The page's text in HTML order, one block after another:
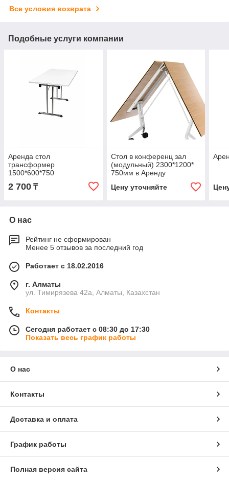
Все условия возврата
Подобные услуги компании
Аренда стол
трансформер
1500*600*750
2 700 ₸
Стол в конференц зал
(модульный) 2300*1200*
750мм в Аренду
Цену уточняйте
О нас
Рейтинг не сформирован
Менее 5 отзывов за последний год
Работает с 18.02.2016
г. Алматы
ул. Тимирязева 42а, Алматы, Казахстан
Контакты
Сегодня работает с 08:30 до 17:30
Показать весь график работы
О нас
Контакты
Доставка и оплата
График работы
Полная версия сайта